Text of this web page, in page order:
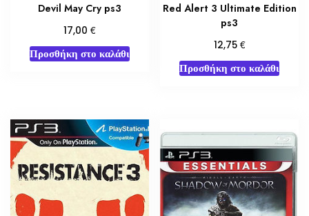
Devil May Cry ps3
17,00 €
Προσθήκη στο καλάθι
Red Alert 3 Ultimate Edition
ps3
12,75 €
Προσθήκη στο καλάθι